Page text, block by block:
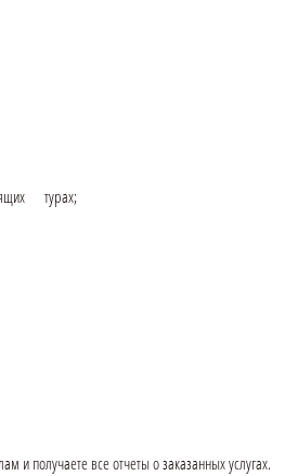
турах;
и получаете все отчеты о заказанных услугах.